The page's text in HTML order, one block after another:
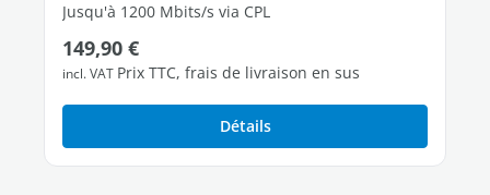
Jusqu'à 1200 Mbits/s via CPL
2 ports Ethernet Gigabit libres
Prix régulier :
149,90 €
incl. VAT Prix TTC, frais de livraison en sus
Détails